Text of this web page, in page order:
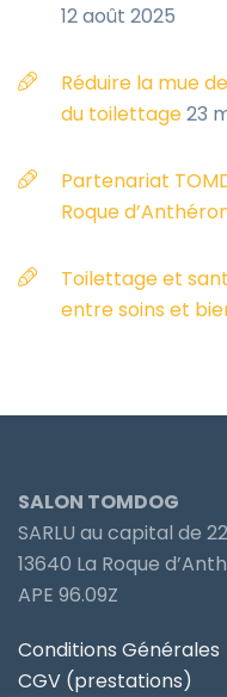
12 août 2025
Réduire la mue
du toilettage23
Partenariat
Roque
Toilettage et
entre soins et
SALON TOMDOG
SARLU au capital de
13640 La Roque
APE 96.09Z
Conditions Générales
CGV (prestations)